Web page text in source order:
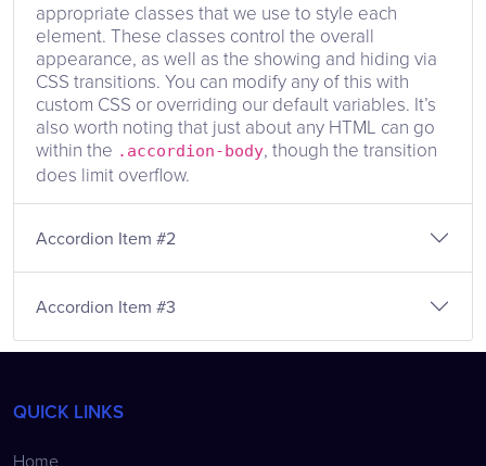
appropriate classes that we use to style each
element. These classes control the overall
appearance, as well as the showing and hiding via
CSS transitions. You can modify any of this with
custom CSS or overriding our default variables. It’s
also worth noting that just about any HTML can go
within the .accordion-body, though the transition
does limit overflow.
Accordion Item #2
Accordion Item #3
QUICK LINKS
Home